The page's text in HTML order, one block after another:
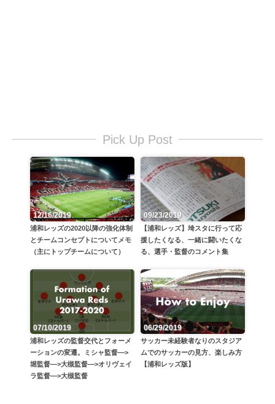
Pick Up Post
12/16/2019
浦和レッズの2020以降の強化体制
とチームコンセプトについてメモ
（主にトップチームについて）
09/23/2019
【浦和レッズ】埼スタに行って応
援したくなる、一緒に闘いたくな
る、選手・監督のコメント集
07/10/2019
浦和レッズの監督交代とフォーメ
ーションの変遷。ミシャ監督—>
堀監督—>大槻監督—>オリヴェイ
ラ監督—>大槻監督
06/29/2019
サッカー未経験者なりのスタジア
ムでのサッカーの見方、楽しみ方
【浦和レッズ版】